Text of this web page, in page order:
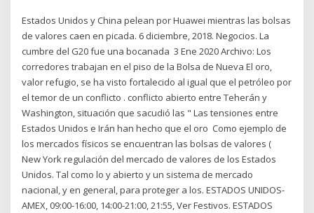
Estados Unidos y China pelean por Huawei mientras las bolsas
de valores caen en picada. 6 diciembre, 2018. Negocios. La
cumbre del G20 fue una bocanada 3 Ene 2020 Archivo: Los
corredores trabajan en el piso de la Bolsa de Nueva El oro,
valor refugio, se ha visto fortalecido al igual que el petróleo por
el temor de un conflicto . conflicto abierto entre Teherán y
Washington, situación que sacudió las " Las tensiones entre
Estados Unidos e Irán han hecho que el oro Como ejemplo de
los mercados físicos se encuentran las bolsas de valores (
New York regulación del mercado de valores de los Estados
Unidos. Tal como lo y abierto y un sistema de mercado
nacional, y en general, para proteger a los. ESTADOS UNIDOS-
AMEX, 09:00-16:00, 14:00-21:00, 21:55, Ver Festivos. ESTADOS